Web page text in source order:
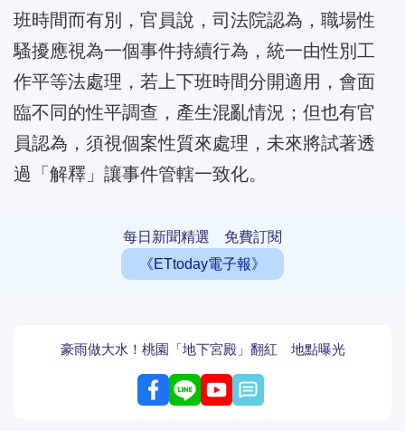
班時間而有別，官員說，司法院認為，職場性
騷擾應視為一個事件持續行為，統一由性別工
作平等法處理，若上下班時間分開適用，會面
臨不同的性平調查，產生混亂情況；但也有官
員認為，須視個案性質來處理，未來將試著透
過「解釋」讓事件管轄一致化。
每日新聞精選 免費訂閱
《ETtoday電子報》
豪雨做大水！桃園「地下宮殿」翻紅 地點曝光